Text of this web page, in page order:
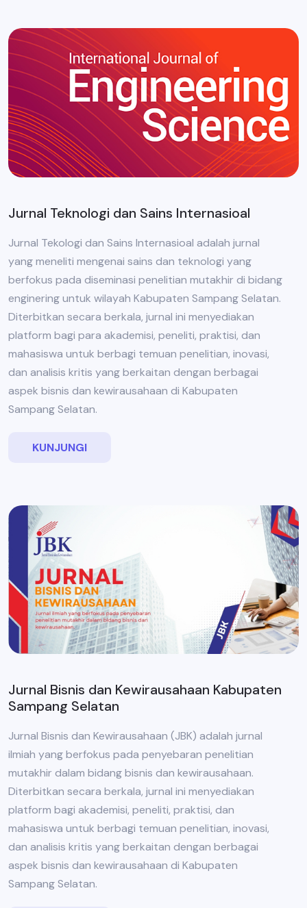
Jurnal Teknologi dan Sains Internasioal
Jurnal Tekologi dan Sains Internasioal adalah jurnal
yang meneliti mengenai sains dan teknologi yang
berfokus pada diseminasi penelitian mutakhir di bidang
enginering untuk wilayah Kabupaten Sampang Selatan.
Diterbitkan secara berkala, jurnal ini menyediakan
platform bagi para akademisi, peneliti, praktisi, dan
mahasiswa untuk berbagi temuan penelitian, inovasi,
dan analisis kritis yang berkaitan dengan berbagai
aspek bisnis dan kewirausahaan di Kabupaten
Sampang Selatan.
KUNJUNGI
Jurnal Bisnis dan Kewirausahaan Kabupaten
Sampang Selatan
Jurnal Bisnis dan Kewirausahaan (JBK) adalah jurnal
ilmiah yang berfokus pada penyebaran penelitian
mutakhir dalam bidang bisnis dan kewirausahaan.
Diterbitkan secara berkala, jurnal ini menyediakan
platform bagi akademisi, peneliti, praktisi, dan
mahasiswa untuk berbagi temuan penelitian, inovasi,
dan analisis kritis yang berkaitan dengan berbagai
aspek bisnis dan kewirausahaan di Kabupaten
Sampang Selatan.